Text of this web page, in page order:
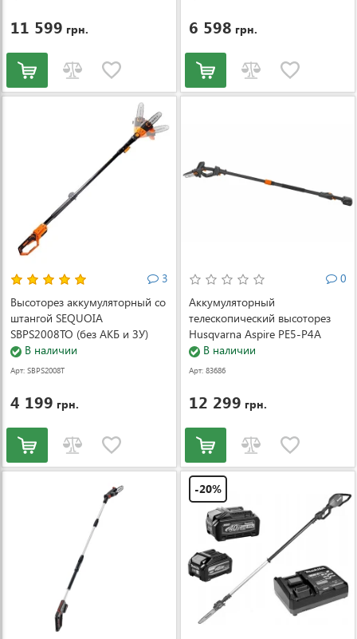
11 599 грн. 6 598 грн.
3
Высоторез аккумуляторный со
штангой SEQUOIA
SBPS2008TO (без АКБ и ЗУ)
(SBPS2008TO)
В наличии
Арт: SBPS2008T
4 199 грн.
0
Аккумуляторный
телескопический высоторез
Husqvarna Aspire PE5-P4A
(АКБ и ЗУ) (9706214-05)
В наличии
Арт: 83686
12 299 грн.
-20%